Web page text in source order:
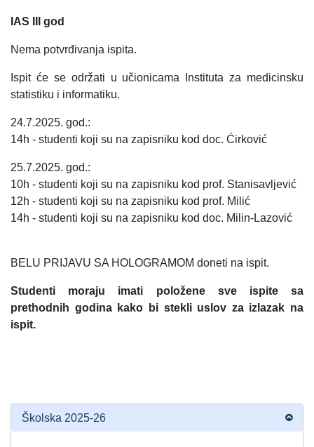
IAS III god
Nema potvrđivanja ispita.
Ispit će se održati u učionicama Instituta za medicinsku
statistiku i informatiku.
24.7.2025. god.:
14h - studenti koji su na zapisniku kod doc. Ćirković
25.7.2025. god.:
10h - studenti koji su na zapisniku kod prof. Stanisavljević
12h - studenti koji su na zapisniku kod prof. Milić
14h - studenti koji su na zapisniku kod doc. Milin-Lazović
BELU PRIJAVU SA HOLOGRAMOM doneti na ispit.
Studenti moraju imati položene sve ispite sa
prethodnih godina kako bi stekli uslov za izlazak na
ispit.
Školska 2025-26